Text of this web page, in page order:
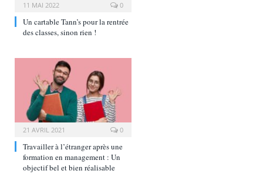
11 MAI 2022 0
Un cartable Tann’s pour la rentrée
des classes, sinon rien !
21 AVRIL 2021 0
Travailler à l’étranger après une
formation en management : Un
objectif bel et bien réalisable